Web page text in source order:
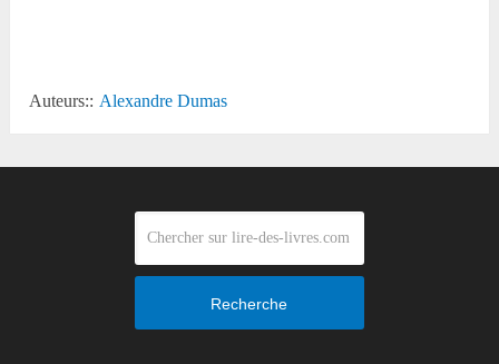
Auteurs:: Alexandre Dumas
Recherche